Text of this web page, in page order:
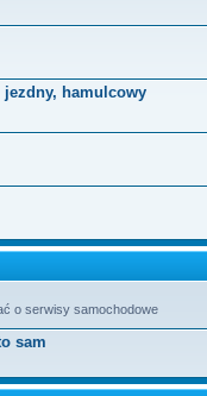
jezdny, hamulcowy
o serwisy samochodowe
sam